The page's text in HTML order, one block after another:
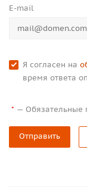
E-mail
Я согласен на
время ответа
* — Обязательные
Отправить